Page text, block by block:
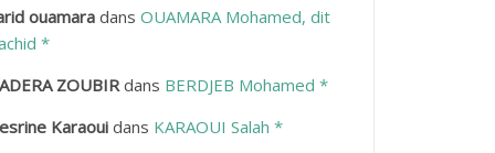
Mohamed
Lakhdar
Haciba
ouamaradans OUAMARA Mohamed, dit
*
ZOUBIRdans BERDJEB Mohamed *
Karaouidans KARAOUI Salah *